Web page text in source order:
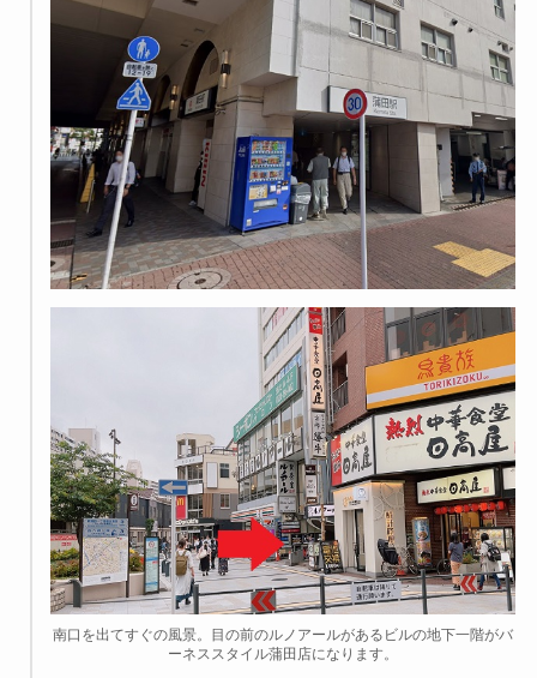
南口を出てすぐの風景。目の前のルノアールがあるビルの地下一階がバ
ーネススタイル蒲田店になります。